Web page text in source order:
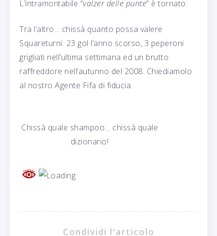
L’intramontabile “valzer delle punte” è tornato.
Tra l’altro… chissà quanto possa valere
Squareturni: 23 gol l’anno scorso, 3 peperoni
grigliati nell’ultima settimana ed un brutto
raffreddore nell’autunno del 2008. Chiediamolo
al nostro Agente Fifa di fiducia.
Chissà quale shampoo… chissà quale
dizionario!
Condividi l'articolo